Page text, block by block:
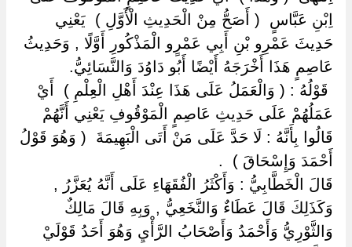
اِبْنِ عَبَّاسٍ ‏ ‏( أَصَحُّ مِنْ الْحَدِيثِ الْأَوَّلِ ) ‏ ‏يَعْنِي
حَدِيثَ عَمْرِو بْنِ أَبِي عَمْرٍو الْمَذْكُورِ أَوَّلًا , وَحَدِيثُ
عَاصِمٍ هَذَا أَخْرَجَهُ أَيْضًا أَبُو دَاوُدَ وَالنَّسَائِيُّ.
‏ ‏قَوْلُهُ : ( وَالْعَمَلُ عَلَى هَذَا عِنْدَ أَهْلِ الْعِلْمِ ) ‏ ‏أَيْ
عَمَلُهُمْ عَلَى حَدِيثِ عَاصِمٍ الْمَوْقُوفِ يَعْنِي أَنَّهُمْ
قَالُوا بِأَنَّهُ : لَا حَدَّ عَلَى مَنْ أَتَى الْبَهِيمَةَ ‏ ‏( وَهُوَ قَوْلُ
أَحْمَدَ وَإِسْحَاقَ ) ‏ ‏.
قَالَ الْخَطَّابِيُّ : وَأَكْثَرُ الْفُقَهَاءِ عَلَى أَنَّهُ يُعَزَّرُ ,
وَكَذَلِكَ قَالَ عَطَاءٌ وَالنَّخَعِيُّ , وَبِهِ قَالَ مَالِكٌ
وَالثَّوْرِيُّ وَأَحْمَدُ وَأَصْحَابُ الرَّأْيِ وَهُوَ أَحَدُ قَوْلَيْ